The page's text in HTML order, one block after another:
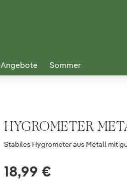
Angebote Sommer
HYGROMETER
Stabiles Hygrometer aus Metall mit
18,99 €